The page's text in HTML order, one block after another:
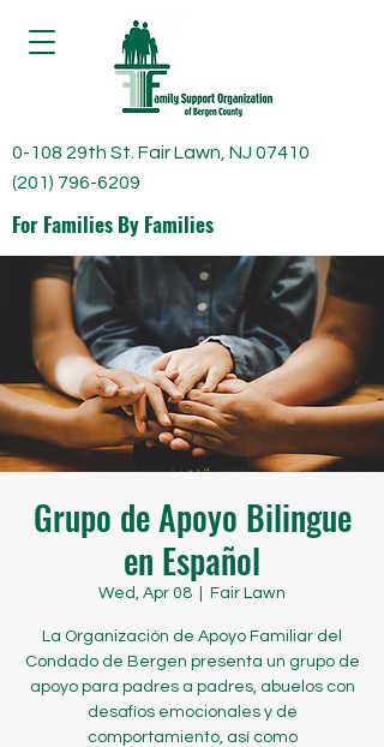
For Families By Families
0-108 29th St. Fair Lawn, NJ 07410
(201) 796-6209
Grupo de Apoyo Bilingue
en Español
Wed, Apr 08 Fair Lawn
La Organización de Apoyo Familiar del
Condado de Bergen presenta un grupo de
apoyo para padres a padres, abuelos con
desafíos emocionales y de
comportamiento, así como